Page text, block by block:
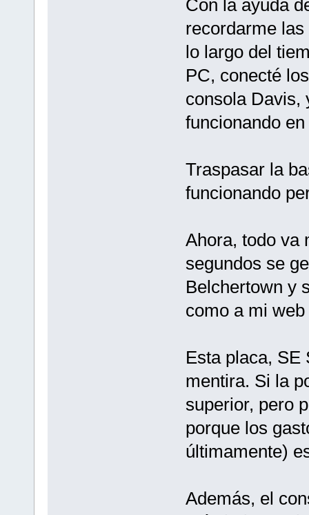
Con la ayuda
recordarme
lo largo del
PC, conecté
consola Davis,
funcionando
Traspasar la
funcionando
Ahora, todo va
segundos se
Belchertown y
como a mi
Esta placa, SE
mentira. Si la
superior, pero
porque los
últimamente)
Además, el